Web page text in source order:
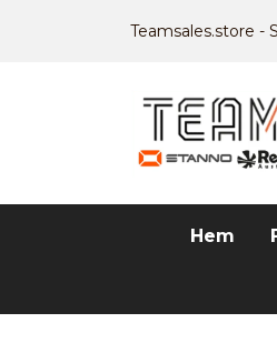
Teamsales.store -
Hem